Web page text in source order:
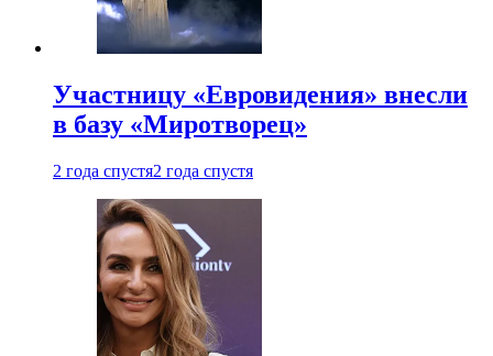
Участницу «Евровидения» внесли
в базу «Миротворец»
2 года спустя2 года спустя